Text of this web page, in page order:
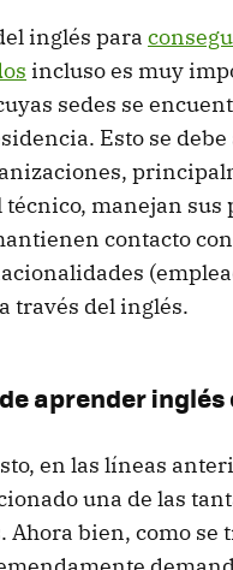
inglés para
incluso es muy
sedes se
Esto se debe
manejan sus
contacto
través del inglés.
aprender inglés
en las líneas
una de las
Ahora bien, como se